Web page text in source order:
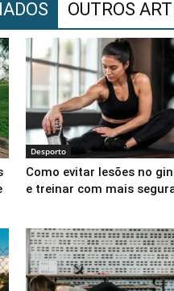
OUTROS
Desporto
Como evitar lesões no
e treinar com mais